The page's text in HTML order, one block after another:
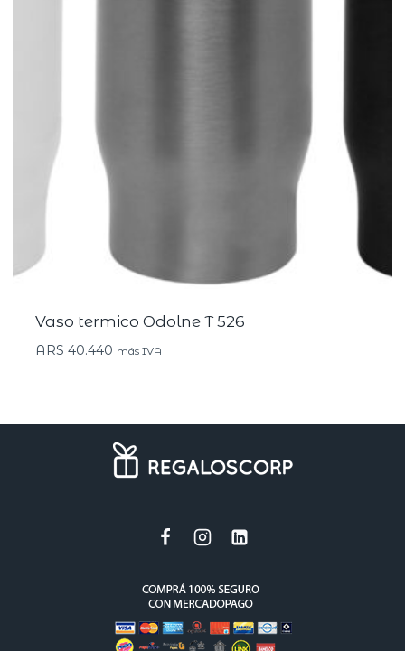
Vaso termico Odolne T 526
ARS 40.440 más IVA